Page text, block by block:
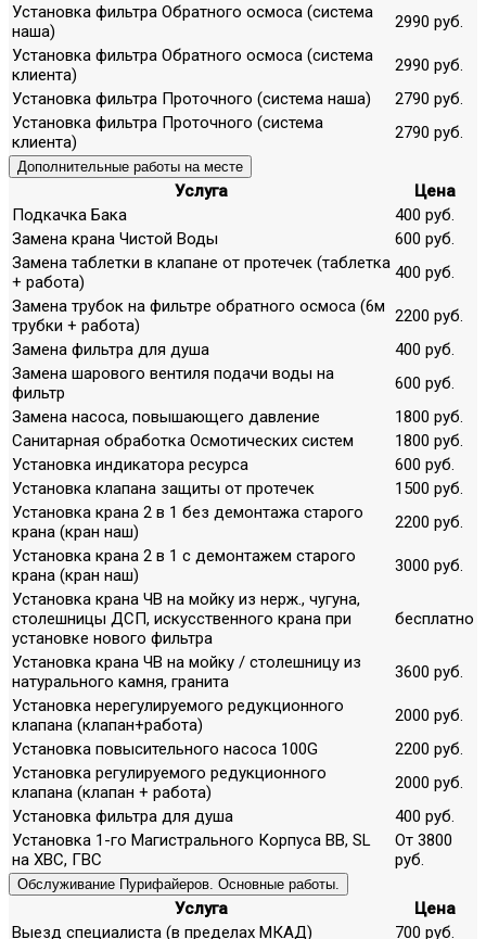
Установка фильтра Обратного осмоса (система
наша)
2990 руб.
Установка фильтра Обратного осмоса (система
клиента)
2990 руб.
Установка фильтра Проточного (система наша)
2790 руб.
Установка фильтра Проточного (система
клиента)
2790 руб.
Дополнительные работы на месте
Услуга
Цена
Подкачка Бака
400 руб.
Замена крана Чистой Воды
600 руб.
Замена таблетки в клапане от протечек (таблетка
+ работа)
400 руб.
Замена трубок на фильтре обратного осмоса (6м
трубки + работа)
2200 руб.
Замена фильтра для душа
400 руб.
Замена шарового вентиля подачи воды на
фильтр
600 руб.
Замена насоса, повышающего давление
1800 руб.
Санитарная обработка Осмотических систем
1800 руб.
Установка индикатора ресурса
600 руб.
Установка клапана защиты от протечек
1500 руб.
Установка крана 2 в 1 без демонтажа старого
крана (кран наш)
2200 руб.
Установка крана 2 в 1 с демонтажем старого
крана (кран наш)
3000 руб.
Установка крана ЧВ на мойку из нерж., чугуна,
столешницы ДСП, искусственного крана при
установке нового фильтра
бесплатно
Установка крана ЧВ на мойку / столешницу из
натурального камня, гранита
3600 руб.
Установка нерегулируемого редукционного
клапана (клапан+работа)
2000 руб.
Установка повысительного насоса 100G
2200 руб.
Установка регулируемого редукционного
клапана (клапан + работа)
2000 руб.
Установка фильтра для душа
400 руб.
Установка 1-го Магистрального Корпуса ВВ, SL
на ХВС, ГВС
От 3800
руб.
Обслуживание Пурифайеров. Основные работы.
Услуга
Цена
Выезд специалиста (в пределах МКАД)
700 руб.